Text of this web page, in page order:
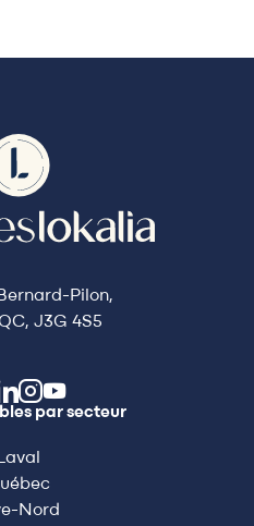
Pilon,
J3G 4S5
par secteur
Nord